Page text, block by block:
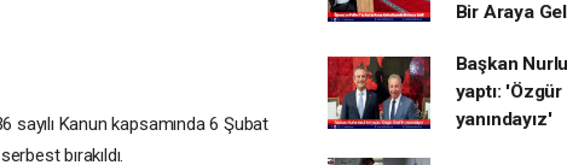
sayılı Kanun kapsamında 6 Şubat
bırakıldı.
Bir Araya
Başkan
yaptı: 'Özgür
yanındayız'